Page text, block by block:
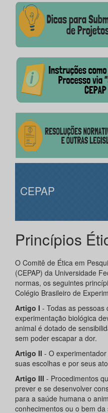
CEPAP
Princípios
O Comitê de Ética em
(CEPAP) da Universidade
normas, os seguintes
Colégio Brasileiro de
Artigo I - Todas as pessoas
experimentação biológica
animal é dotado de
sem poder escapar a dor.
Artigo II - O
suas escolhas e por seus
Artigo III - Procedimentos
prever e se desenvolver
para a saúde humana o
conhecimentos ou o bem da